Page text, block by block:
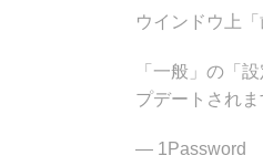
ウインドウ上
「一般」の「
プデートされま
— 1Password